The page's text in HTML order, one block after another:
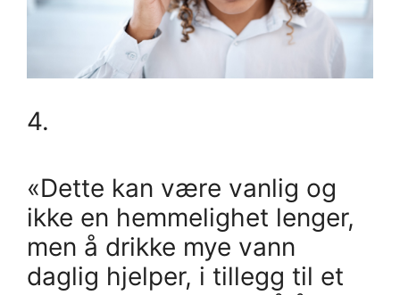
4.
«Dette kan være vanlig og
ikke en hemmelighet lenger,
men å drikke mye vann
daglig hjelper, i tillegg til et